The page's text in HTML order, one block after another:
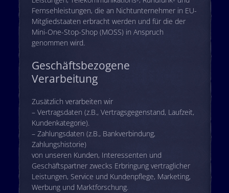
Fernsehleistungen, die an Nichtunternehmer in EU-
Mitgliedstaaten erbracht werden und für die der
Mini-One-Stop-Shop (MOSS) in Anspruch
genommen wird.
Geschäftsbezogene
Verarbeitung
Zusätzlich verarbeiten wir
– Vertragsdaten (z.B., Vertragsgegenstand, Laufzeit,
Kundenkategorie).
– Zahlungsdaten (z.B., Bankverbindung,
Zahlungshistorie)
von unseren Kunden, Interessenten und
Geschäftspartner zwecks Erbringung vertraglicher
Leistungen, Service und Kundenpflege, Marketing,
Werbung und Marktforschung.